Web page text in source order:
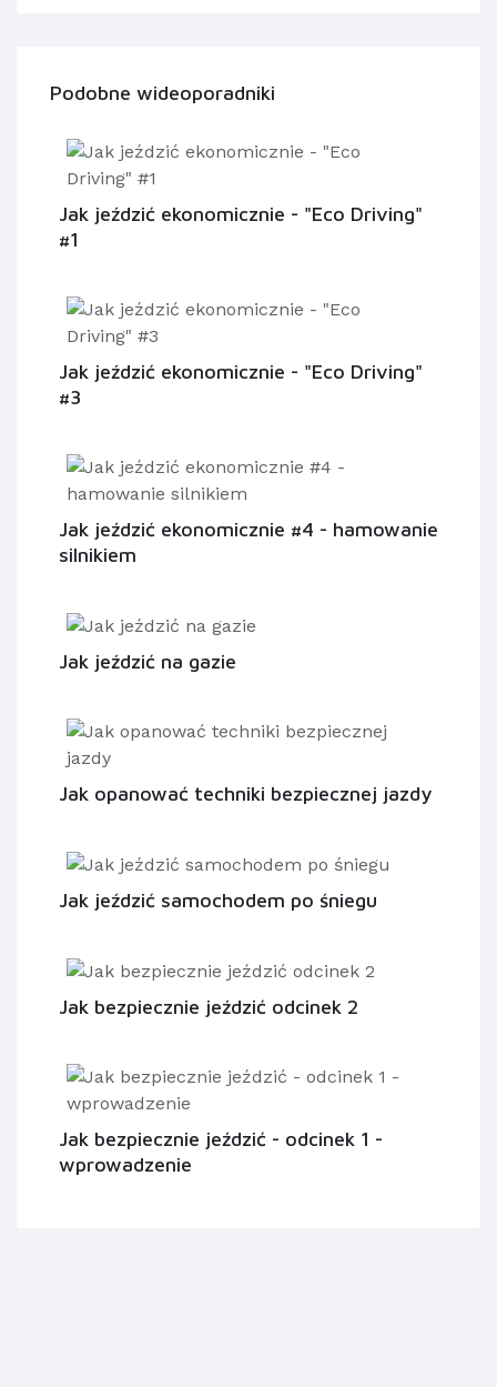
Podobne wideoporadniki
Jak jeździć ekonomicznie - "Eco Driving"
#1
Jak jeździć ekonomicznie - "Eco Driving"
#3
Jak jeździć ekonomicznie #4 - hamowanie
silnikiem
Jak jeździć na gazie
Jak opanować techniki bezpiecznej jazdy
Jak jeździć samochodem po śniegu
Jak bezpiecznie jeździć odcinek 2
Jak bezpiecznie jeździć - odcinek 1 -
wprowadzenie